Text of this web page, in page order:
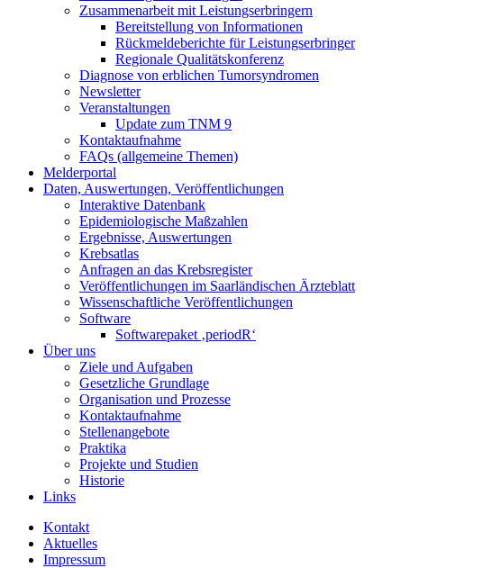
Zusammenarbeit mit Leistungserbringern
Bereitstellung von Informationen
Rückmeldeberichte für Leistungserbringer
Regionale Qualitätskonferenz
Diagnose von erblichen Tumorsyndromen
Newsletter
Veranstaltungen
Update zum TNM 9
Kontaktaufnahme
FAQs (allgemeine Themen)
Melderportal
Daten, Auswertungen, Veröffentlichungen
Interaktive Datenbank
Epidemiologische Maßzahlen
Ergebnisse, Auswertungen
Krebsatlas
Anfragen an das Krebsregister
Veröffentlichungen im Saarländischen Ärzteblatt
Wissenschaftliche Veröffentlichungen
Software
Softwarepaket ‚periodR‘
Über uns
Ziele und Aufgaben
Gesetzliche Grundlage
Organisation und Prozesse
Kontaktaufnahme
Stellenangebote
Praktika
Projekte und Studien
Historie
Links
Kontakt
Aktuelles
Impressum